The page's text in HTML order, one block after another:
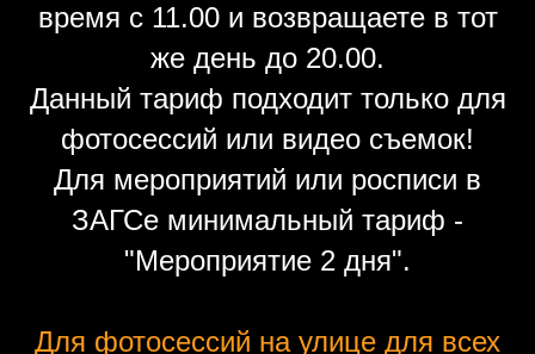
время с 11.00 и возвращаете в тот
же день до 20.00.
Данный тариф подходит только для
фотосессий или видео съемок!
Для мероприятий или росписи в
ЗАГСе минимальный тариф -
"Мероприятие 2 дня".
Для фотосессий на улице для всех